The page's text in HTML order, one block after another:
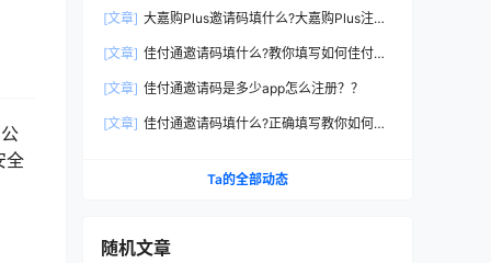
全
[文章] 大嘉购Plus邀请码填什么?大嘉购Plus注册
[文章] 佳付通邀请码填什么?教你填写如何佳付通
[文章] 佳付通邀请码是多少app怎么注册？？
[文章] 佳付通邀请码填什么?正确填写教你如何佳
Ta的全部动态
随机文章